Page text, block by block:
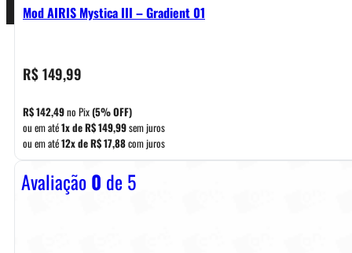
Mod AIRIS Mystica III – Gradient 01
R$149,99
R$142,49no Pix(5% OFF)
ou em até1x deR$149,99sem juros
ou em até12x deR$17,88com juros
Avaliação0 de 5